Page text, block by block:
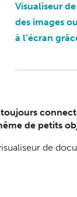
Visualiseur
des images
à l’écran
de petits
de